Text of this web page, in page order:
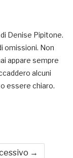
Denise Pipitone.
omissioni. Non
appare sempre
alcuni
essere chiaro.
→